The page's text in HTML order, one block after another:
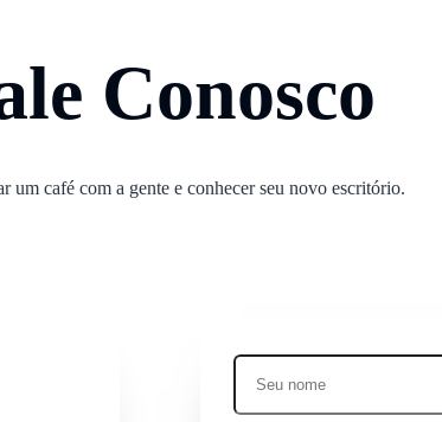
Conosco
um café com a gente e conhecer seu novo escritório.